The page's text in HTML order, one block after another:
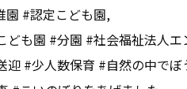
園 #認定こども園,
ども園 #分園 #社会福祉法人エ
迎 #少人数保育 #自然の中でぼ